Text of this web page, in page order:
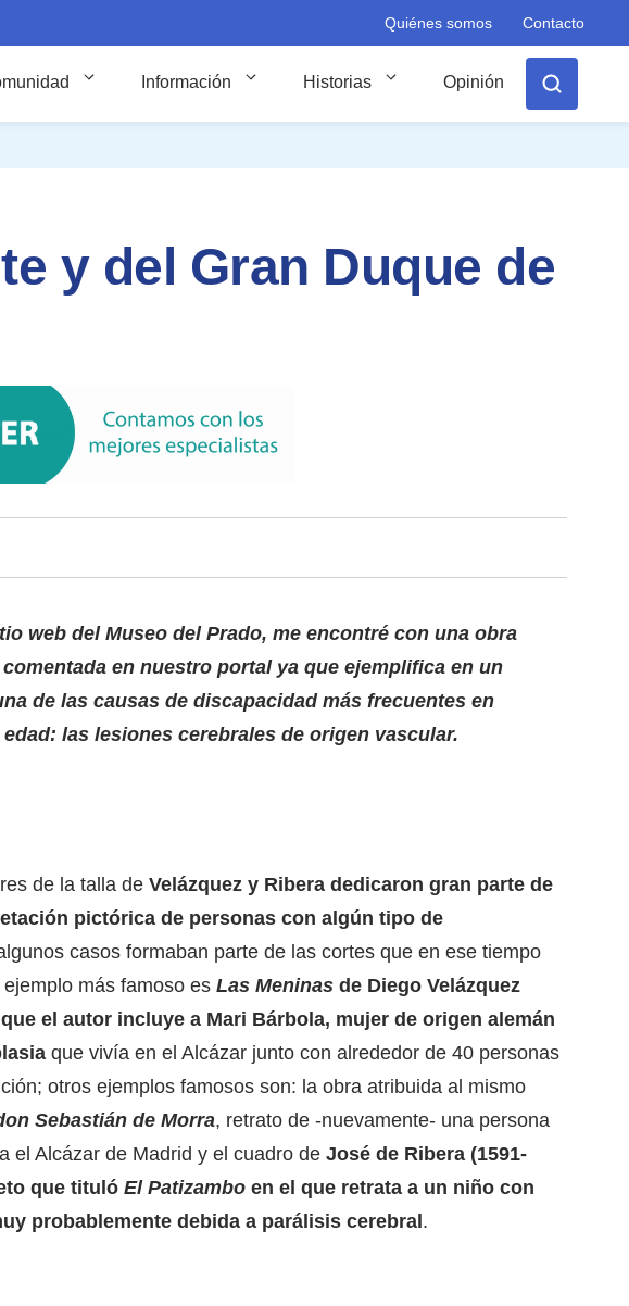
Quiénes somos Contacto
Información Historias Opinión
y del Gran Duque de
web del Museo del Prado, me encontré con una obra
en nuestro portal ya que ejemplifica en un
de las causas de discapacidad más frecuentes en
las lesiones cerebrales de origen vascular.
de la talla deVelázquez y Ribera dedicaron gran parte de
pictórica de personas con algún tipo de
casos formaban parte de las cortes que en ese tiempo
más famoso esLas Meninas de Diego Velázquez
el autor incluye a Mari Bárbola, mujer de origen alemán
que vivía en el Alcázar junto con alrededor de 40 personas
otros ejemplos famosos son: la obra atribuida al mismo
Sebastián de Morra, retrato de -nuevamente- una persona
el Alcázar de Madrid y el cuadro deJosé de Ribera (1591-
que titulóEl Patizambo en el que retrata a un niño con
probablemente debida a parálisis cerebral.